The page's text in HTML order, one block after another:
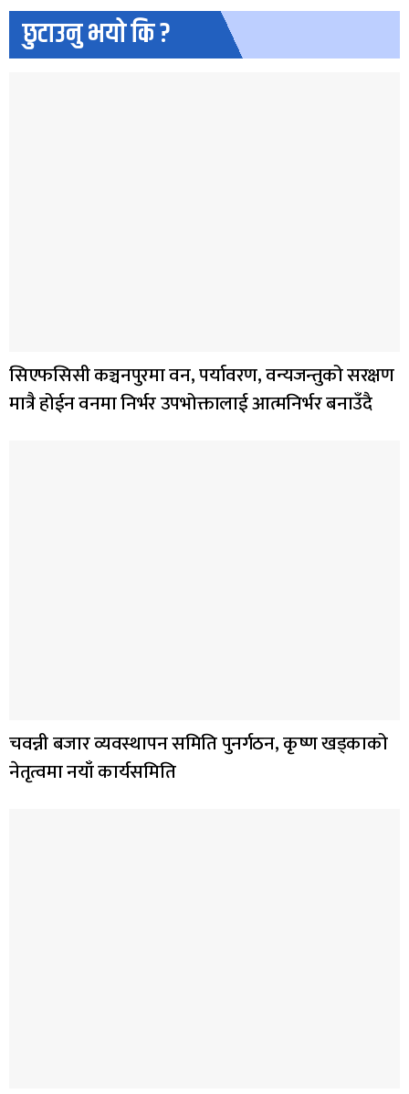
छुटाउनु भयो कि ?
सिएफसिसी कञ्चनपुरमा वन, पर्यावरण, वन्यजन्तुको सरक्षण
मात्रै होईन वनमा निर्भर उपभोक्तालाई आत्मनिर्भर बनाउँदै
चवन्नी बजार व्यवस्थापन समिति पुनर्गठन, कृष्ण खड्काको
नेतृत्वमा नयाँ कार्यसमिति